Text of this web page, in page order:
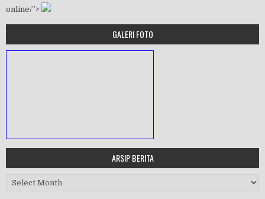
online/”>
GALERI FOTO
ARSIP BERITA
Arsip Berita